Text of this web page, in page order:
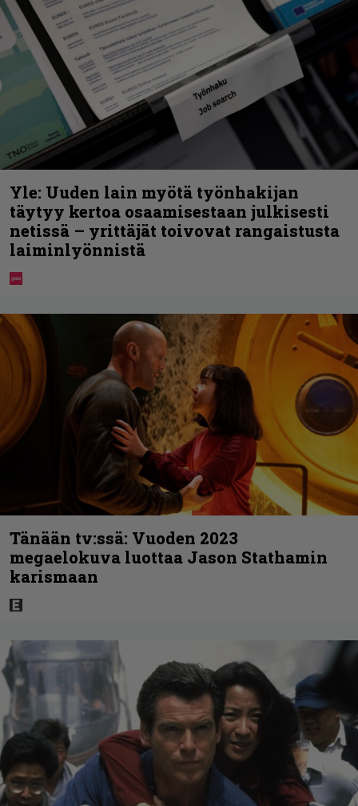
Yle: Uuden lain myötä työnhakijan
täytyy kertoa osaamisestaan julkisesti
netissä – yrittäjät toivovat rangaistusta
laiminlyönnistä
Tänään tv:ssä: Vuoden 2023
megaelokuva luottaa Jason Stathamin
karismaan